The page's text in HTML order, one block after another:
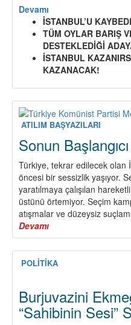
Devamı
TÜRKİYE
KOMÜNİST
PARTİSİ
HALKLARIMIZI
23
SEÇİMLERİNDE
MHP
DESTEKLİ
AKP-
SARAY
REJİMİNE
OY
VERMEMEYE,
ONLARA
BİR
DARBE
VURMAYA
İSTANBUL’U
TÜM OYLAR BARIŞ
DESTEKLEDİĞİ
İSTANBUL
KAZANACAK!
ATILIM BAŞYAZILARI
Sonun
Türkiye, tekrar edilecek olan
öncesi bir sessizlik yaşıyor.
yaratılmaya çalışılan
üstünü örtemiyor. Seçim
atışmalar ve düzeysiz
Devamı
Sonun
Başlangıcı
Olmalı
POLİTİKA
Burjuvazini
“Sahibinin Sesi”